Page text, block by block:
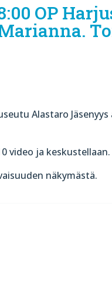
OP
Alastaro
video ja keskustellaan.
näkymästä.